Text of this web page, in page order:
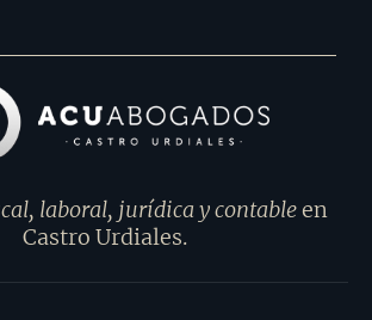
laboral, jurídica y contableen
Castro Urdiales.